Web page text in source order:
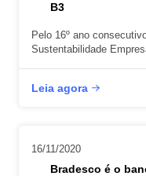
B3
Pelo 16º ano
Sustentabilidade
Leia agora
16/11/2020
Bradesco é o